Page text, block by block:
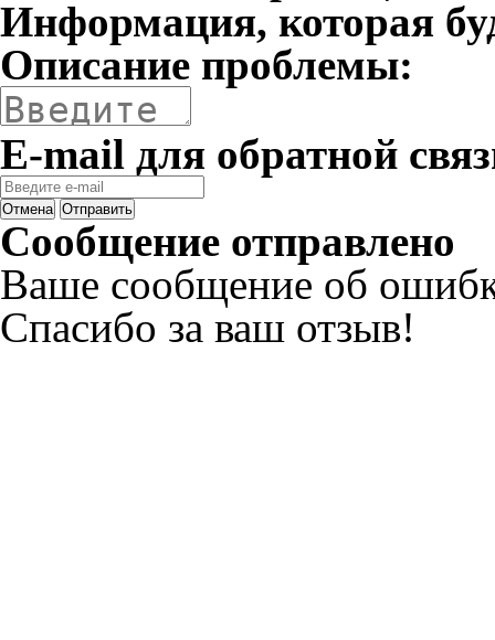
Информация, которая
Описание проблемы:
E-mail для обратной
Отмена Отправить
Сообщение отправлено
Ваше сообщение об
Спасибо за ваш отзыв!